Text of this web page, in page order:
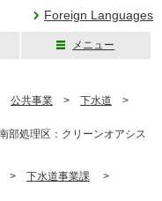
Foreign Languages
メニュー
公共事業 > 下水道 >
処理区：クリーンオアシス
> 下水道事業課 >